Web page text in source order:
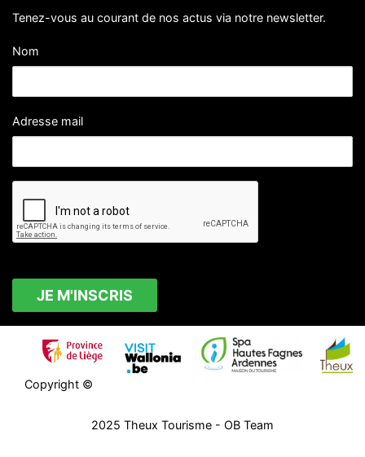
Tenez-vous au courant de nos actus via notre newsletter.
Nom
Adresse mail
Copyright ©
2025 Theux Tourisme - OB Team